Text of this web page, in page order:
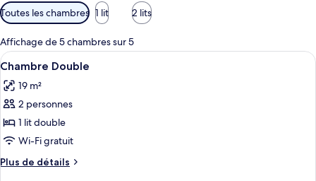
Filtres
disponibles
pour
les
chambres
Toutes les chambres 1 lit 2 lits
Affichage de 5 chambres sur 5
Afficher
toutes
les
photos
pour
ce
type
de
Une chambre d’hôtel avec un grand
7
Chambre Double
19 m²
2 personnes
1 lit double
Wi-Fi gratuit
Plus de détails
Plus